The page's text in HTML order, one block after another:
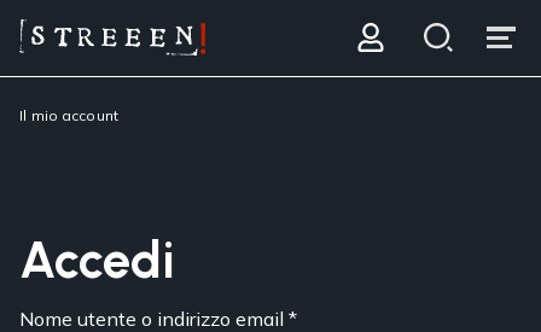
Il mio account
Accedi
Nome utente o indirizzo email*